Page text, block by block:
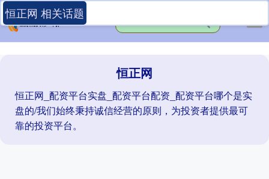
恒正网
恒正网_配资平台实盘_配资平台配资_配资平台哪个是实
盘的/我们始终秉持诚信经营的原则，为投资者提供最可
靠的投资平台。
恒正网 相关话题